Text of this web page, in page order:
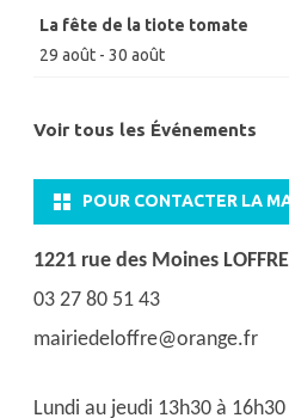
La fête de la tiote tomate
29 août - 30 août
Voir tous les Événements
POUR CONTACTER LA
1221 rue des Moines
03 27 80 51 43
mairiedeloffre@orange.fr
Lundi au jeudi 13h30 à 16h30